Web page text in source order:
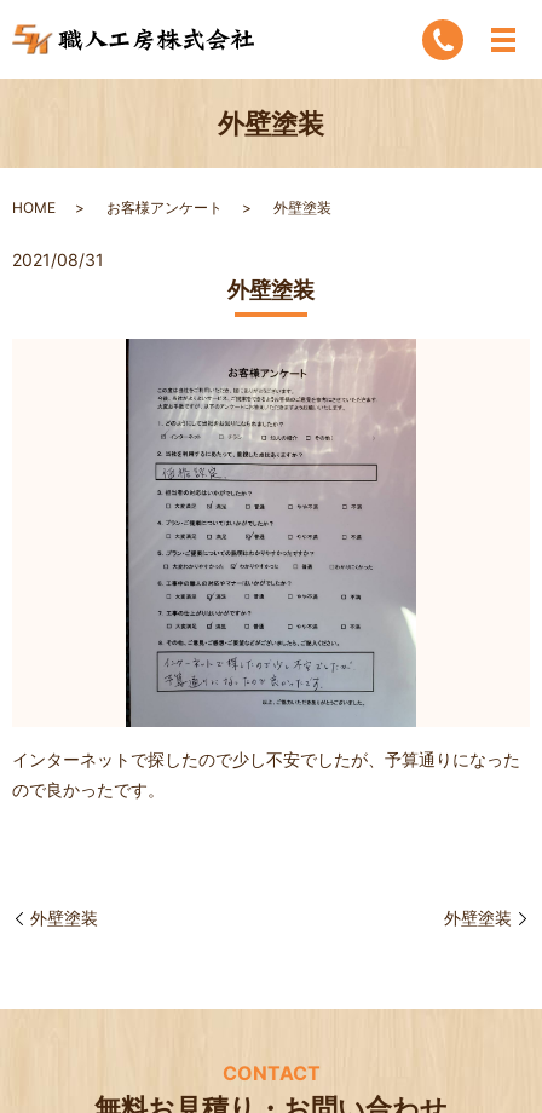
外壁塗装
HOME お客様アンケート 外壁塗装
2021/08/31
外壁塗装
インターネットで探したので少し不安でしたが、予算通りになった
ので良かったです。
外壁塗装 外壁塗装
CONTACT